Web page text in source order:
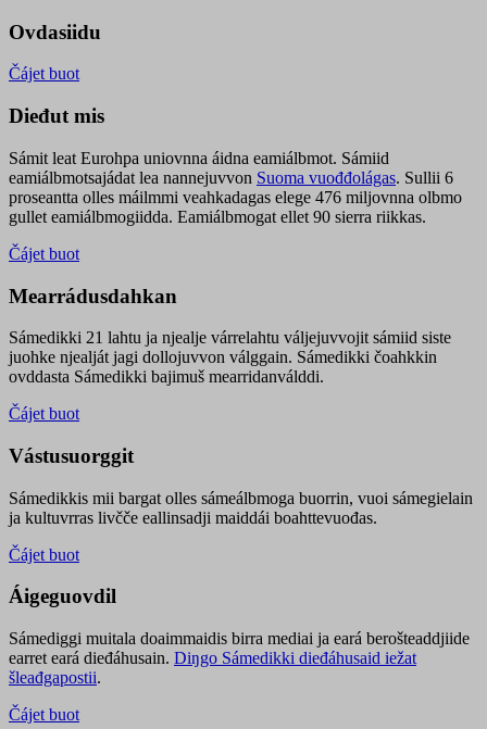
Ovdasiidu
Čájet buot
Dieđut mis
Sámit leat Eurohpa uniovnna áidna eamiálbmot. Sámiid
eamiálbmotsajádat lea nannejuvvon Suoma vuođđolágas. Sullii 6
proseantta olles máilmmi veahkadagas elege 476 miljovnna olbmo
gullet eamiálbmogiidda. Eamiálbmogat ellet 90 sierra riikkas.
Čájet buot
Mearrádusdahkan
Sámedikki 21 lahtu ja njealje várrelahtu váljejuvvojit sámiid siste
juohke njealját jagi dollojuvvon válggain. Sámedikki čoahkkin
ovddasta Sámedikki bajimuš mearridanválddi.
Čájet buot
Vástusuorggit
Sámedikkis mii bargat olles sámeálbmoga buorrin, vuoi sámegielain
ja kultuvrras livčče eallinsadji maiddái boahttevuođas.
Čájet buot
Áigeguovdil
Sámediggi muitala doaimmaidis birra mediai ja eará berošteaddjiide
earret eará dieđáhusain. Diŋgo Sámedikki dieđáhusaid iežat
šleađgapostii.
Čájet buot